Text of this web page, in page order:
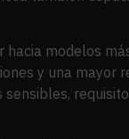
hacia modelos
y una